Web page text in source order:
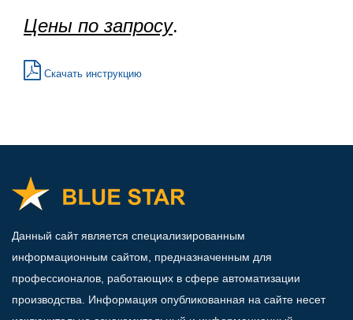
Цены по запросу.
Скачать инструкцию
Данный сайт является специализированным
информационным сайтом, предназначенным для
профессионалов, работающих в сфере автоматизации
производства. Информация опубликованная на сайте несет